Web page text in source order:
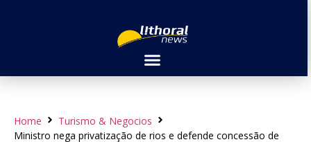
Home
Turismo & Negocios
Ministro nega privatização de rios e defende concessão de